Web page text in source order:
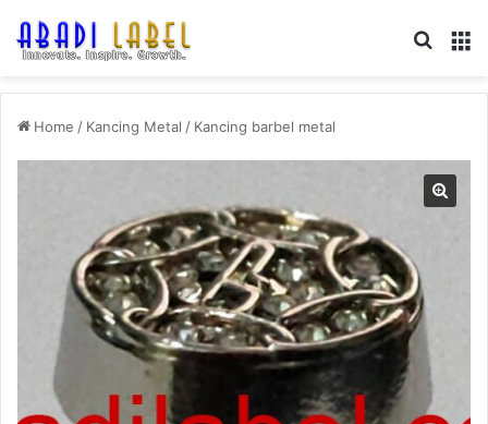
Home / Kancing Metal / Kancing barbel metal